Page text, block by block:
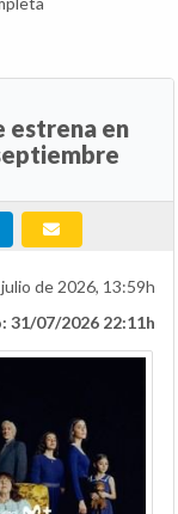
estrena en
de 2026, 13:59h
31/07/2026 22:11h